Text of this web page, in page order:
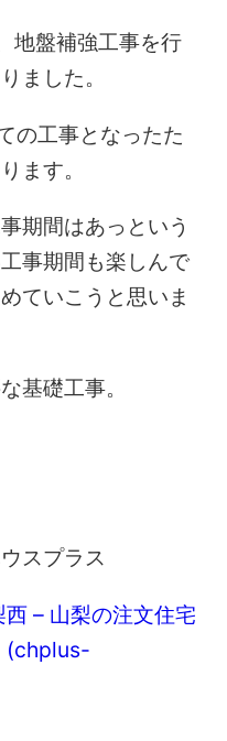
地盤補強工事を行
ました。
の工事となったた
ます。
期間はあっという
事期間も楽しんで
ていこうと思いま
基礎工事。
スプラス
– 山梨の注文住宅
(chplus-